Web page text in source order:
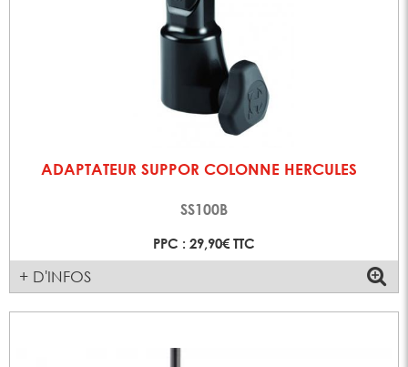
ADAPTATEUR SUPPOR COLONNE HERCULES
SS100B
PPC : 29,90€ TTC
+ D'INFOS